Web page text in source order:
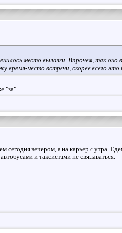
место вылазки. Впрочем, так
время-место встречи, скорее всего это
"за".
сегодня вечером, а на карьер с утра.
и таксистами не связываться.